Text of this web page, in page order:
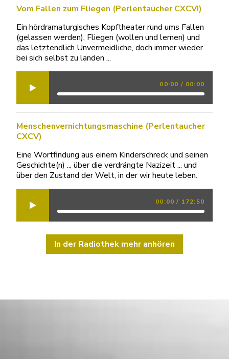
Vom Fallen zum Fliegen (Perlentaucher CXCVI)
Ein hördramaturgisches Kopftheater rund ums Fallen
(gelassen werden), Fliegen (wollen und lernen) und
das letztendlich Unvermeidliche, doch immer wieder
bei sich selbst zu landen ...
00:00 / 00:00
Menschenvernichtungsmaschine (Perlentaucher
CXCV)
Eine Wortfindung aus einem Kinderschreck und seinen
Geschichte(n) ... über die verdrängte Nazizeit ... und
über den Zustand der Welt, in der wir heute leben.
00:00 / 172:50
In der Radiothek mehr anhören